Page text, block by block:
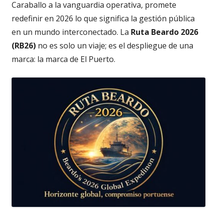
Caraballo a la vanguardia operativa, promete
redefinir en 2026 lo que significa la gestión pública
en un mundo interconectado. La Ruta Beardo 2026
(RB26) no es solo un viaje; es el despliegue de una
marca: la marca de El Puerto.